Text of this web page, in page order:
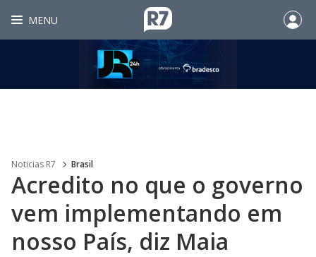
MENU
Noticias R7 Brasil
Acredito no que o governo
vem implementando em
nosso País, diz Maia